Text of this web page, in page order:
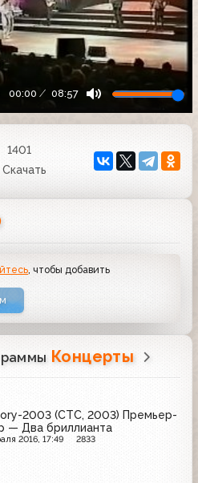
00:00 08:57
1401
Скачать
, чтобы добавить
Концерты
2003 (СТС, 2003) Премьер-
— Два бриллианта
2016, 17:49 2833